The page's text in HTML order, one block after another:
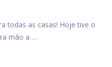
todas as casas! Hoje tive o
mão a …